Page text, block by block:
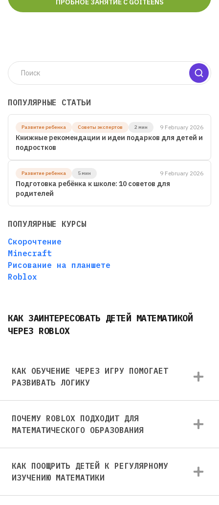
ПРОБНОЕ ЗАНЯТИЕ С GOITEENS
ПОПУЛЯРНЫЕ СТАТЬИ
Развитие ребенка Советы экспертов 2 мин 9 February 2026
Книжные рекомендации и идеи подарков для детей и
подростков
Развитие ребенка 5 мин 9 February 2026
Подготовка ребёнка к школе: 10 советов для
родителей
ПОПУЛЯРНЫЕ КУРСЫ
Скорочтение
Minecraft
Рисование на планшете
Roblox
КАК ЗАИНТЕРЕСОВАТЬ ДЕТЕЙ МАТЕМАТИКОЙ
ЧЕРЕЗ ROBLOX
КАК ОБУЧЕНИЕ ЧЕРЕЗ ИГРУ ПОМОГАЕТ
РАЗВИВАТЬ ЛОГИКУ
ПОЧЕМУ ROBLOX ПОДХОДИТ ДЛЯ
МАТЕМАТИЧЕСКОГО ОБРАЗОВАНИЯ
КАК ПООЩРИТЬ ДЕТЕЙ К РЕГУЛЯРНОМУ
ИЗУЧЕНИЮ МАТЕМАТИКИ
Для детей от 8 до 13 лет
8+ ГОТОВЫХ ПРОЕКТОВ ЗА 4
Подробнее